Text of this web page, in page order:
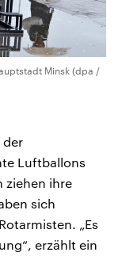
Minsk (dpa /
der
Luftballons
ziehen ihre
sich
„Es
erzählt ein